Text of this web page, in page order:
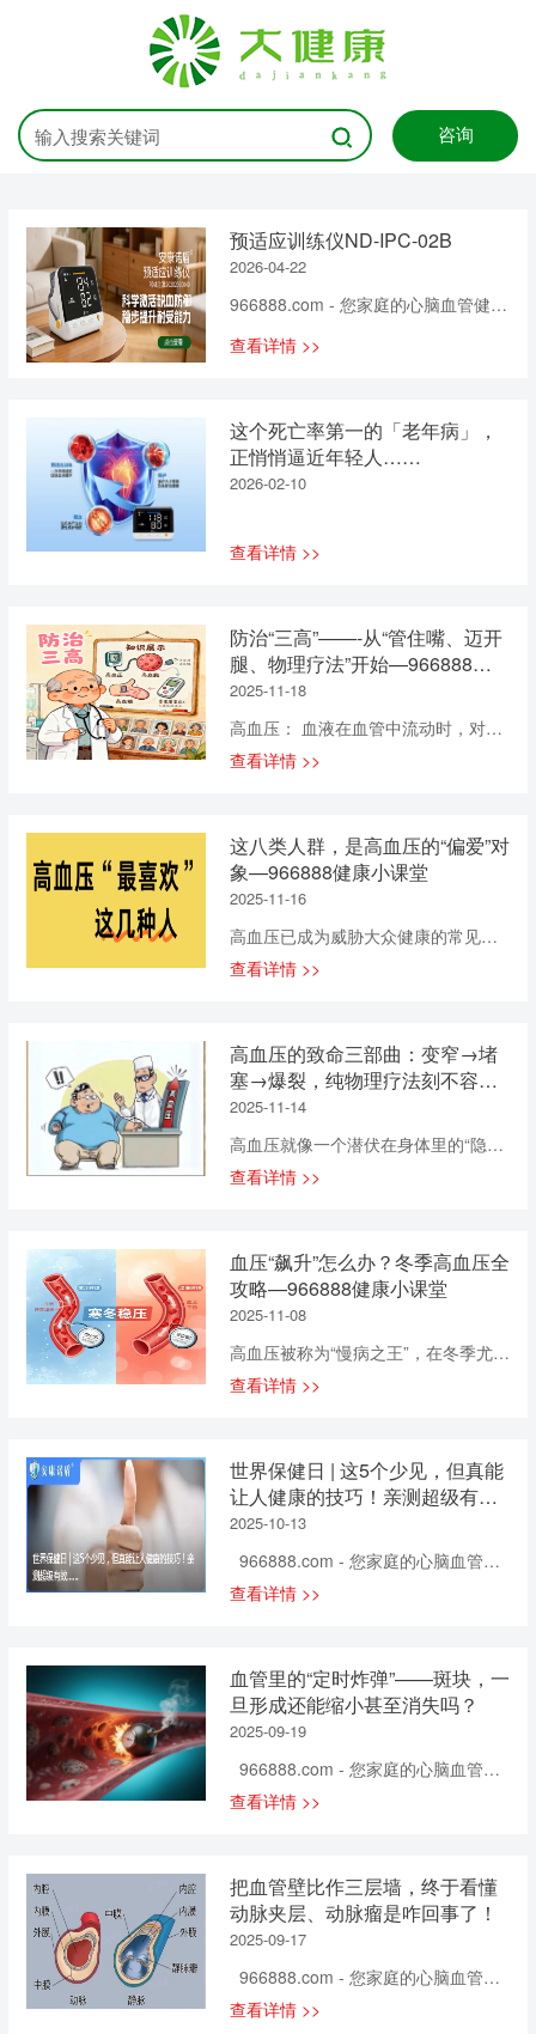
咨询
预适应训练仪ND-IPC-02B
2026-04-22
966888.com - 您家庭的心脑血管健康
查看详情 >>
这个死亡率第一的「老年病」，
正悄悄逼近年轻人……
2026-02-10
查看详情 >>
防治“三高”——-从“管住嘴、迈开
腿、物理疗法”开始—966888健
康小课堂
2025-11-18
高血压： 血液在血管中流动时，对血
管壁造成的压力持续高于正常值。可
它是糖尿病的前奏，意味着身体利用
糖分的能力出现了问题。高血脂：血
液中的脂肪（如胆固醇、甘油三酯）
过多。这些多余的脂肪就像水里的油
斑块”，使血管变窄、变硬。 知道
就藏在日常生活的点滴之中。 1. 饮
食“红绿灯”原则红灯食物（少吃或不
吃）：高盐类：咸菜、腊肉、加工肉
料、蛋糕、甜点、奶茶。高脂类：肥
肉、动物内脏、油炸食品、黄油。 黄
吃）：全谷物：燕麦、糙米、藜麦。
优质蛋白：鱼、禽、豆制品。新鲜蔬
果：尤其是深色绿叶蔬菜、低糖水果
肪：坚果、橄榄油、牛油果。 2. 运
动&ldquo...
查看详情 >>
这八类人群，是高血压的“偏爱”对
象—966888健康小课堂
2025-11-16
高血压已成为威胁大众健康的常见疾
病。你知道哪些人群容易患高血压
医院主任医师张健 高血压的物理治疗
新选择 在高血压这一全球性的健康挑
战面前，医学界不断探索新的治疗方
法。缺血预适应训练仪作为一种新兴
无副作用的特点，逐渐成为高血压患
给目标组织施加短暂的缺血缺氧刺激
（如短时间阻断血流），触发组织中
的一系列保护性细胞反应（如诱导抗
提高组织细胞对后续更长时间缺血缺
氧损伤的耐受能力。这种训练方法被
著的预防和保护作用。 对高血压的
改善作用： 1、降低血压 缺血预适应
训练能够激发人体产生内源性保护物
这些物质具有扩张血管、增加血流、
调节血压的作用。通过反复训练，这
查看详情 >>
高血压的致命三部曲：变窄→堵
塞→爆裂，纯物理疗法刻不容
缓！—966888健康小课堂
2025-11-14
高血压就像一个潜伏在身体里的“隐形
杀手”，悄无声息地侵蚀着我们的健
那么，高血压究竟有哪些具体危害？
面对这些风险又该如何调理呢？ 高血
压对血管的危害 1.高血压会导致血管
变窄 血管狭窄致循环受阻 血压长期居
壁。 为了抵抗压力，血管壁会逐渐增
循环速度减慢，各个器官无法获得充
足的氧气和营养，最终可能引发一系
列病变。 2.高血压会导致血管发生堵
窄，血压越高，血管壁越容易破损。
血液中的胆固醇等物质会从破损处进
重，一旦完全堵塞，会引发更多健康
问题。 3.高血压会导致血管破裂 血
管变硬变脆易破裂 长期高血压会使血
当血管承受不住高血压的“冲击”时，就
会破裂...
查看详情 >>
血压“飙升”怎么办？冬季高血压全
攻略—966888健康小课堂
2025-11-08
高血压被称为“慢病之王”，在冬季尤其
需要警惕。随着气温下降，血管收缩
冬季血压波动大，管理不当易引发严
重后果。本文将化身您的健康顾问，
从科学角度解读冬季血压波动之谜，
并提供一整套看得懂、学得会、用得
探因：为何冬季血压易“失控”？ 寒冷
肾上腺素等激素分泌增加，导致心跳
加快、血压上升。切莫小觑这季节性
波动。 研究显示，冬季平均血压可比
血管疾病风险增加30%以上！长期控
制不佳，将默默损害心、脑、肾靶器
家庭自测血压法 这是最基础也最重要
的监测手段。请务必做到： 1. “黄金
时间”：每天早（起床后1小时内、服
次。 2. ...
查看详情 >>
世界保健日 | 这5个少见，但真能
让人健康的技巧！亲测超级有
效……
2025-10-13
966888.com - 您家庭的心脑血管健
康专家！ 每年10月13日为“世界保健
健康技巧
查看详情 >>
血管里的“定时炸弹”——斑块，一
旦形成还能缩小甚至消失吗？
2025-09-19
966888.com - 您家庭的心脑血管健
康专家！ 近年来，临床动脉粥样硬
升，据《中国心血管健康与疾病报告
（2022）》统计，我国疾病死亡病例
数中，几乎每5例就有2例是因为心血
管病。其中血管斑块的存在已经成为
出率几乎达到100% 血管斑块的成因
查看详情 >>
把血管壁比作三层墙，终于看懂
动脉夹层、动脉瘤是咋回事了！
2025-09-17
966888.com - 您家庭的心脑血管健
康专家！ 你知道吗？我们身体里的
查看详情 >>